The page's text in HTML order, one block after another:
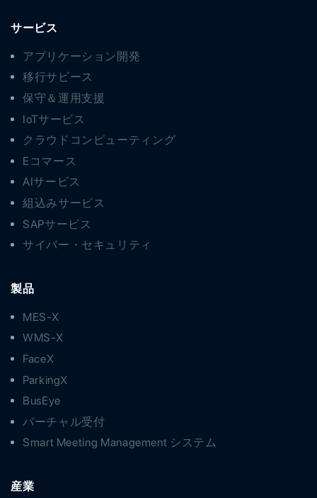
サービス
アプリケーション開発
移行サビース
保守＆運用支援
IoTサービス
クラウドコンピューティング
Eコマース
AIサービス
組込みサービス
SAPサービス
サイバー・セキュリティ
製品
MES-X
WMS-X
FaceX
ParkingX
BusEye
バーチャル受付
Smart Meeting Management システム
産業